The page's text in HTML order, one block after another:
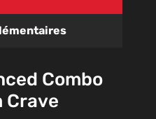
Combo
Crave